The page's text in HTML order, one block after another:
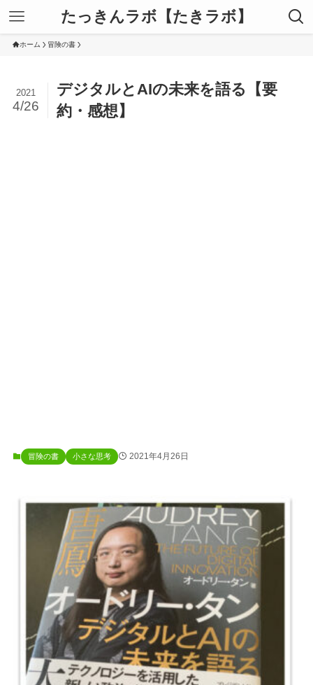
たっきんラボ【たきラボ】
ホーム 冒険の書
デジタルとAIの未来を語る【要
約・感想】
2021
4/26
冒険の書 小さな思考 2021年4月26日